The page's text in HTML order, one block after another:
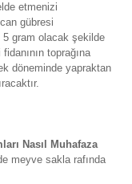
etmenizi
gübresi
5 gram olacak şekilde
toprağına
döneminde yapraktan
Nasıl Muhafaza
meyve sakla rafında